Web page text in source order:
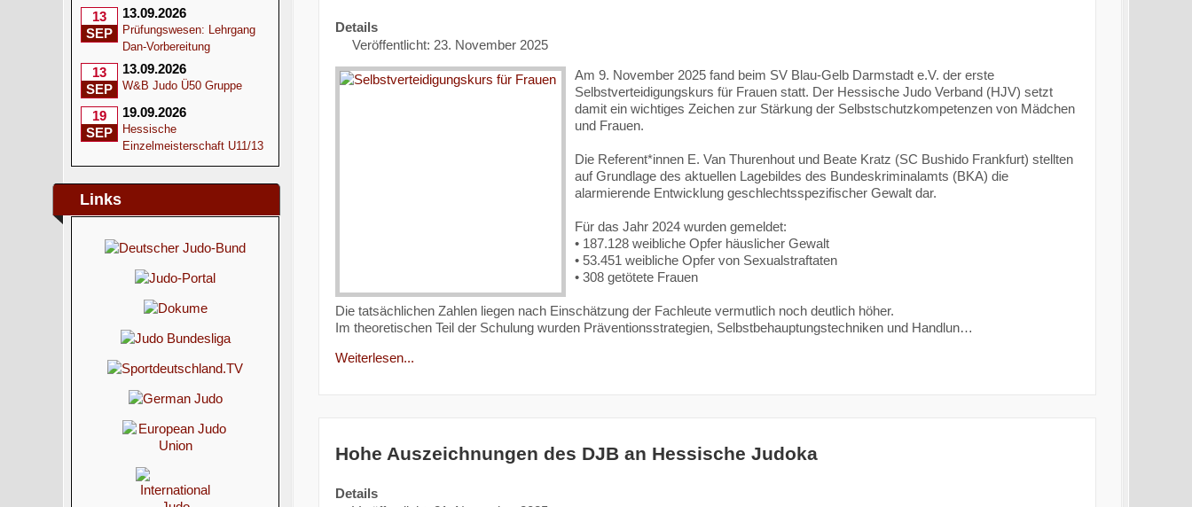
13
SEP
13.09.2026
Prüfungswesen: Lehrgang
Dan-Vorbereitung
13
SEP
13.09.2026
W&B Judo Ü50 Gruppe
19
SEP
19.09.2026
Hessische
Einzelmeisterschaft U11/13
Links
Details
Veröffentlicht: 23. November 2025
Am 9. November 2025 fand beim SV Blau-Gelb Darmstadt e.V. der erste
Selbstverteidigungskurs für Frauen statt. Der Hessische Judo Verband (HJV) setzt
damit ein wichtiges Zeichen zur Stärkung der Selbstschutzkompetenzen von Mädchen
und Frauen.
Die Referent*innen E. Van Thurenhout und Beate Kratz (SC Bushido Frankfurt) stellten
auf Grundlage des aktuellen Lagebildes des Bundeskriminalamts (BKA) die
alarmierende Entwicklung geschlechtsspezifischer Gewalt dar.
Für das Jahr 2024 wurden gemeldet:
• 187.128 weibliche Opfer häuslicher Gewalt
• 53.451 weibliche Opfer von Sexualstraftaten
• 308 getötete Frauen
Die tatsächlichen Zahlen liegen nach Einschätzung der Fachleute vermutlich noch deutlich höher.
Im theoretischen Teil der Schulung wurden Präventionsstrategien, Selbstbehauptungstechniken und Handlun…
Weiterlesen...
Hohe Auszeichnungen des DJB an Hessische Judoka
Details